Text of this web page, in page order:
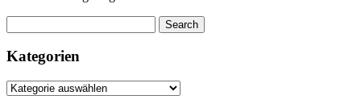
Kategorien
Kategorien